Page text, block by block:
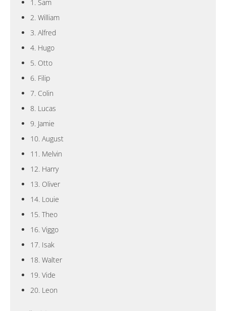
1. Sam
2. William
3. Alfred
4. Hugo
5. Otto
6. Filip
7. Colin
8. Lucas
9. Jamie
10. August
11. Melvin
12. Harry
13. Oliver
14. Louie
15. Theo
16. Viggo
17. Isak
18. Walter
19. Vide
20. Leon